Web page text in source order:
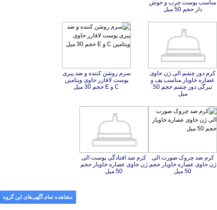
دار حجم 50 میل
کرم دور چشم الی ژن حاوی
عصاره خاویار مناسب پف و
تیرگی دور چشم حجم 50
میل
سرم روشن کننده و ضد پیری
پوست لافارر حاوی ویتامین
C و E حجم 30 میل
کرم ضد چروک صورت الی
ژن حاوی عصاره خاویار حجم
50 میل
کرم ضد افتادگی پوست الی
ژن حاوی عصاره خاویار حجم
50 میل
مشاهده تمام آگهی‌های این گروه